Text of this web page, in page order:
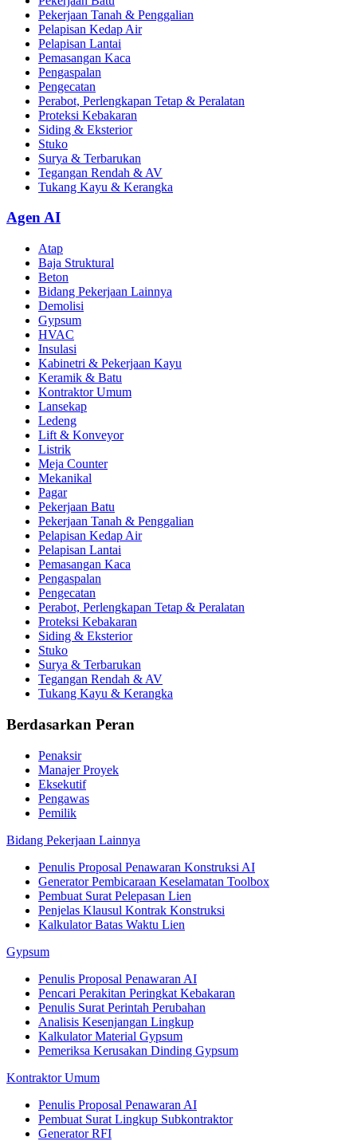
Pekerjaan Tanah & Penggalian
Pelapisan Kedap Air
Pelapisan Lantai
Pemasangan Kaca
Pengaspalan
Pengecatan
Perabot, Perlengkapan Tetap & Peralatan
Proteksi Kebakaran
Siding & Eksterior
Stuko
Surya & Terbarukan
Tegangan Rendah & AV
Tukang Kayu & Kerangka
Agen AI
Atap
Baja Struktural
Beton
Bidang Pekerjaan Lainnya
Demolisi
Gypsum
HVAC
Insulasi
Kabinetri & Pekerjaan Kayu
Keramik & Batu
Kontraktor Umum
Lansekap
Ledeng
Lift & Konveyor
Listrik
Meja Counter
Mekanikal
Pagar
Pekerjaan Batu
Pekerjaan Tanah & Penggalian
Pelapisan Kedap Air
Pelapisan Lantai
Pemasangan Kaca
Pengaspalan
Pengecatan
Perabot, Perlengkapan Tetap & Peralatan
Proteksi Kebakaran
Siding & Eksterior
Stuko
Surya & Terbarukan
Tegangan Rendah & AV
Tukang Kayu & Kerangka
Berdasarkan Peran
Penaksir
Manajer Proyek
Eksekutif
Pengawas
Pemilik
Bidang Pekerjaan Lainnya
Penulis Proposal Penawaran Konstruksi AI
Generator Pembicaraan Keselamatan Toolbox
Pembuat Surat Pelepasan Lien
Penjelas Klausul Kontrak Konstruksi
Kalkulator Batas Waktu Lien
Gypsum
Penulis Proposal Penawaran AI
Pencari Perakitan Peringkat Kebakaran
Penulis Surat Perintah Perubahan
Analisis Kesenjangan Lingkup
Kalkulator Material Gypsum
Pemeriksa Kerusakan Dinding Gypsum
Kontraktor Umum
Penulis Proposal Penawaran AI
Pembuat Surat Lingkup Subkontraktor
Generator RFI